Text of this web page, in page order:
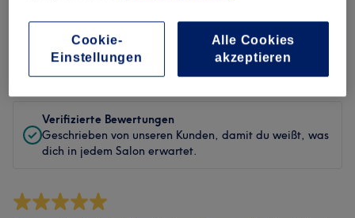
Behandlung Alle Bewertungen
Bewertung Nach Sternen filtern
Verifizierte Bewertungen
Geschrieben von unseren Kunden, damit du weißt, was
dich in jedem Salon erwartet.
Cookie-
Einstellungen
Alle Cookies
akzeptieren